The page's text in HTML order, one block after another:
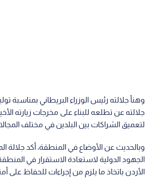
وهنأ جلالته رئيس الوزراء البريطاني بمناسبة
جلالته عن تطلعه للبناء على مخرجات زيارته
لتعميق الشراكات بين البلدين في مختلف
وبالحديث عن الأوضاع في المنطقة، أكد جلالة
الجهود الدولية لاستعادة الاستقرار في
الأردن باتخاذ ما يلزم من إجراءات للحفاظ على